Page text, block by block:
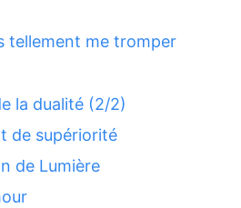
tellement me tromper
la dualité (2/2)
de supériorité
de Lumière